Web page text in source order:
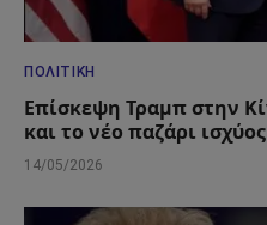
ΠΟΛΙΤΙΚΉ
Επίσκεψη Τραμπ στην
και το νέο παζάρι
14/05/2026